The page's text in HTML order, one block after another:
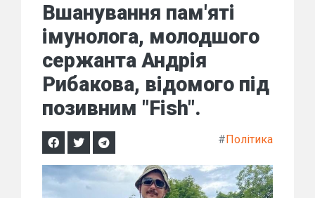
Вшанування пам'яті
імунолога, молодшого
сержанта Андрія
Рибакова, відомого під
позивним "Fish".
#Політика